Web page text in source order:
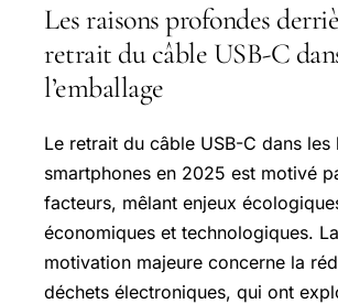
Les raisons profondes
retrait du câble USB-C
l’emballage
Le retrait du câble USB-C dans les
smartphones en 2025 est motivé
facteurs, mêlant enjeux
économiques et technologiques.
motivation majeure concerne la
déchets électroniques, qui ont